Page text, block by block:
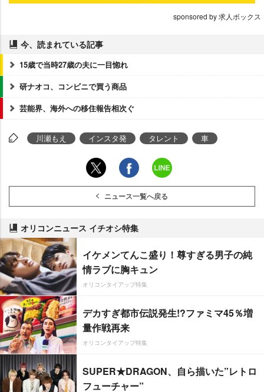
sponsored by 求人ボックス
今、読まれている記事
15歳で当時27歳の夫に一目惚れ
研ナオコ、コンビニで買う商品
芸能界、海外への移住報告相次ぐ
川瀬もえ インスタ発 タレント 車
ニュース一覧へ戻る
オリコンニュース イチオシ特集
イケメンてんこ盛り！尊すぎる男子の純
情ラブに胸キュン
オリコンタイアップ特集
デカすぎ都市伝説発生!?ファミマ45％増
量作戦再来
オリコンタイアップ特集
SUPER★DRAGON、自ら描いた”レトロ
フューチャー”